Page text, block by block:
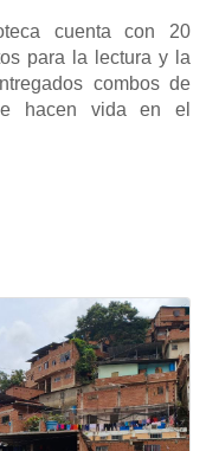
cuenta con 20
para la lectura y la
combos de
hacen vida en el